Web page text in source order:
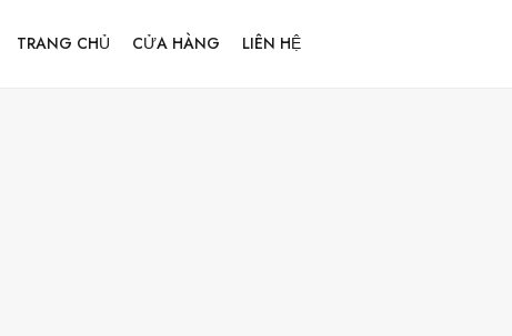
TRANG CHỦ CỬA HÀNG LIÊN HỆ